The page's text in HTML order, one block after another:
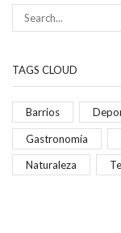
TAGS CLOUD
Barrios
Gastronomía
Naturaleza